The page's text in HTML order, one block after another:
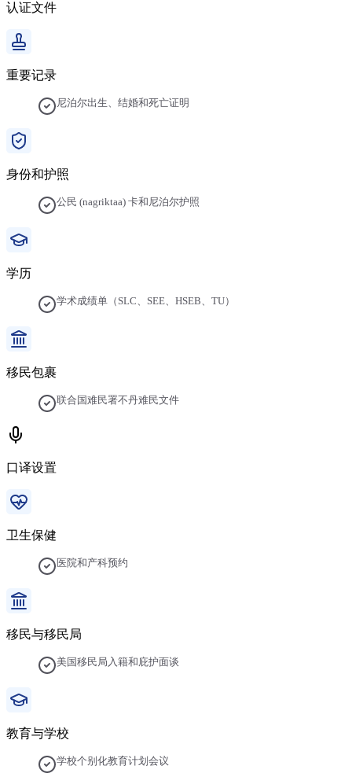
认证文件
重要记录
尼泊尔出生、结婚和死亡证明
身份和护照
公民 (nagriktaa) 卡和尼泊尔护照
学历
学术成绩单（SLC、SEE、HSEB、TU）
移民包裹
联合国难民署不丹难民文件
口译设置
卫生保健
医院和产科预约
移民与移民局
美国移民局入籍和庇护面谈
教育与学校
学校个别化教育计划会议